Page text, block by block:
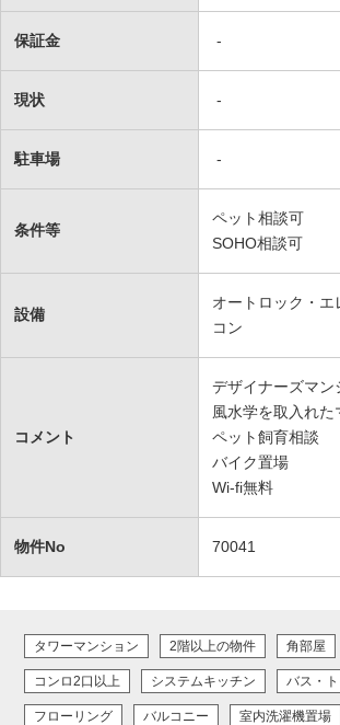
保証金 -
現状 -
駐車場 -
条件等
ペット相談可
SOHO相談可
設備
オートロック・
コン
コメント
デザイナーズマン
風水学を取入れた
ペット飼育相談
バイク置場
Wi-fi無料
物件No 70041
タワーマンション 2階以上の物件 角部屋
コンロ2口以上 システムキッチン バス・ト
フローリング バルコニー 室内洗濯機置場